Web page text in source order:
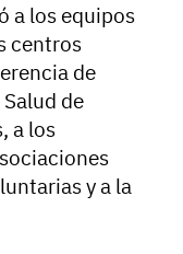
a los equipos
centros
de
de
a los
y a la